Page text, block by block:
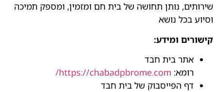
שירותים, נותן תחושה של בית חם ומזמין, ומספק תמיכה
וסיוע בכל נושא
קישורים ומידע:
אתר בית חבד
רומא: https://chabadpbrome.com/
דף הפייסבוק של בית חבד